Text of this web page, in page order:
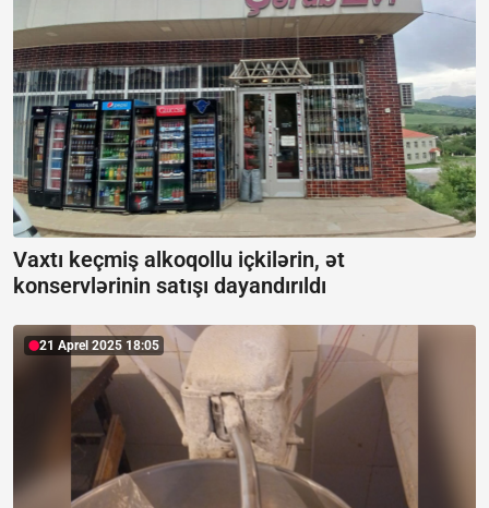
Vaxtı keçmiş alkoqollu içkilərin, ət
konservlərinin satışı dayandırıldı
21 Aprel 2025 18:05